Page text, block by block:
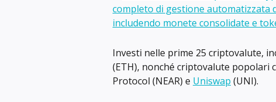
Investi nelle prime 25 criptovalute,
(ETH), nonché criptovalute popolari
Protocol (NEAR) e Uniswap (UNI).